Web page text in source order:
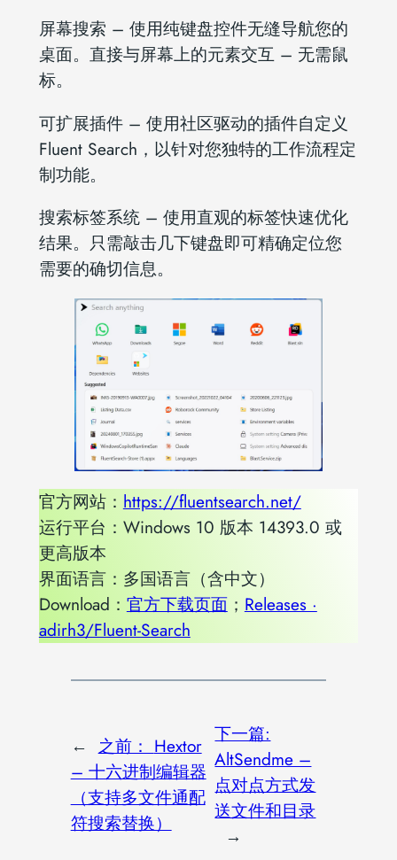
屏幕搜索 – 使用纯键盘控件无缝导航您的
桌面。直接与屏幕上的元素交互 – 无需鼠
标。
可扩展插件 – 使用社区驱动的插件自定义
Fluent Search，以针对您独特的工作流程定
制功能。
搜索标签系统 – 使用直观的标签快速优化
结果。只需敲击几下键盘即可精确定位您
需要的确切信息。
官方网站： https://fluentsearch.net/
运行平台：Windows 10 版本 14393.0 或
更高版本
界面语言：多国语言（含中文）
Download： 官方下载页面； Releases ·
adirh3/Fluent-Search
← 之前： Hextor
– 十六进制编辑器
（支持多文件通配
符搜索替换）
下一篇:
AltSendme –
点对点方式发
送文件和目录
→